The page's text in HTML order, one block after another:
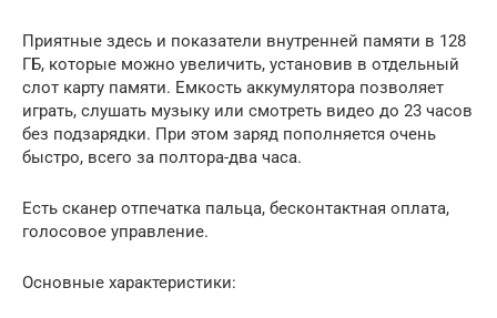
Приятные здесь и показатели внутренней памяти в 128
ГБ, которые можно увеличить, установив в отдельный
слот карту памяти. Емкость аккумулятора позволяет
играть, слушать музыку или смотреть видео до 23 часов
без подзарядки. При этом заряд пополняется очень
быстро, всего за полтора-два часа.
Есть сканер отпечатка пальца, бесконтактная оплата,
голосовое управление.
Основные характеристики: